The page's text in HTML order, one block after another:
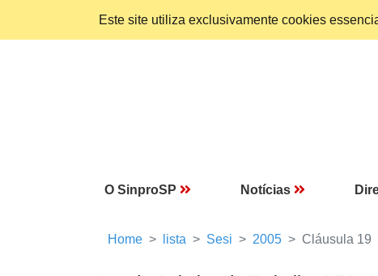
Este site utiliza exclusivamente cookies
O SinproSP Notícias
Home lista Sesi 2005 Cláusula 19